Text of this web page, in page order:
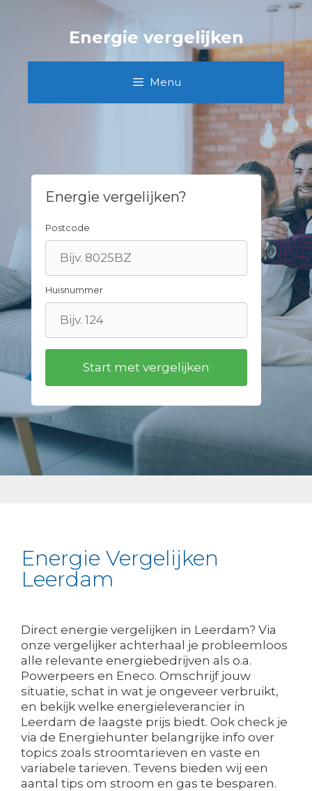
Energie vergelijken
Menu
Energie vergelijken?
Postcode
Huisnummer
Energie Vergelijken
Leerdam
Direct energie vergelijken in Leerdam? Via
onze vergelijker achterhaal je probleemloos
alle relevante energiebedrijven als o.a.
Powerpeers en Eneco. Omschrijf jouw
situatie, schat in wat je ongeveer verbruikt,
en bekijk welke energieleverancier in
Leerdam de laagste prijs biedt. Ook check je
via de Energiehunter belangrijke info over
topics zoals stroomtarieven en vaste en
variabele tarieven. Tevens bieden wij een
aantal tips om stroom en gas te besparen.